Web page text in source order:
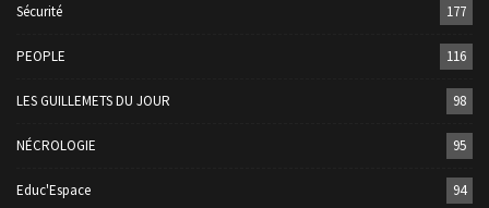
Sécurité 177
PEOPLE 116
LES GUILLEMETS DU JOUR 98
NÉCROLOGIE 95
Educ'Espace 94